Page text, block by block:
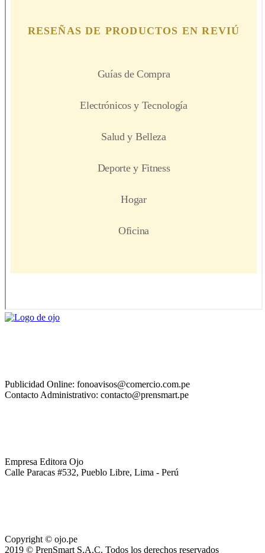
Publicidad Online: fonoavisos@comercio.com.pe
Contacto Administrativo: contacto@prensmart.pe
Empresa Editora Ojo
Calle Paracas #532, Pueblo Libre, Lima - Perú
Copyright © ojo.pe
2019 © PrenSmart S.A.C. Todos los derechos reservados